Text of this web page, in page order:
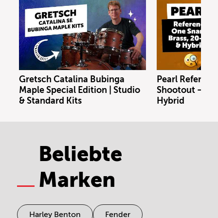
Gretsch Catalina Bubinga
Maple Special Edition | Studio
& Standard Kits
Pearl
Shootout –
Hybrid
Beliebte
Marken
Harley Benton Fender